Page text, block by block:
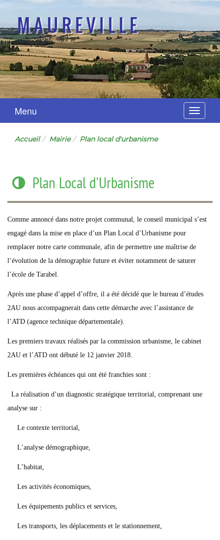
MAUREVILLE
Menu
Accueil Mairie Plan local d'urbanisme
Plan Local d'Urbanisme
Comme annoncé dans notre projet communal, le conseil municipal s’est
engagé dans la mise en place d’un Plan Local d’Urbanisme pour
remplacer notre carte communale, afin de permettre une maîtrise de
l’évolution de la démographie future et éviter notamment de saturer
l’école de Tarabel.
Après une phase d’appel d’offre, il a été décidé que le bureau d’études
2AU nous accompagnerait dans cette démarche avec l’assistance de
l’ATD (agence technique départementale).
Les premiers travaux réalisés par la commission urbanisme, le cabinet
2AU et l’ATD ont débuté le 12 janvier 2018.
Les premières échéances qui ont été franchies sont :
La réalisation d’un diagnostic stratégique territorial, comprenant une
analyse sur :
Le contexte territorial,
L’analyse démographique,
L’habitat,
Les activités économiques,
Les équipements publics et services,
Les transports, les déplacements et le stationnement,